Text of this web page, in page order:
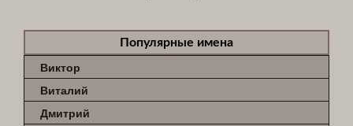
Популярные имена
Виктор
Виталий
Дмитрий